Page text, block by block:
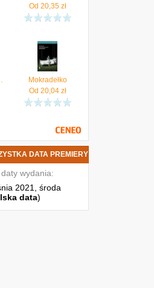
Od 20,35zł
Katarzyna
Mokradełko
Od 20,04zł
DATA PREMIERY
wydania:
2021, środa
data)